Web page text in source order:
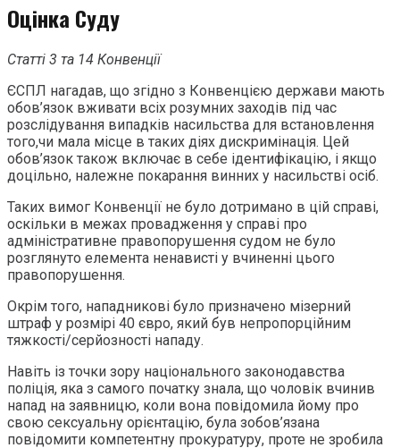
Оцінка Суду
Статті 3 та 14 Конвенції
ЄСПЛ нагадав, що згідно з Конвенцією держави мають
обов’язок вживати всіх розумних заходів під час
розслідування випадків насильства для встановлення
того,чи мала місце в таких діях дискримінація. Цей
обов’язок також включає в себе ідентифікацію, і якщо
доцільно, належне покарання винних у насильстві осіб.
Таких вимог Конвенції не було дотримано в цій справі,
оскільки в межах провадження у справі про
адміністративне правопорушення судом не було
розглянуто елемента ненависті у вчиненні цього
правопорушення.
Окрім того, нападникові було призначено мізерний
штраф у розмірі 40 євро, який був непропорційним
тяжкості/серйозності нападу.
Навіть із точки зору національного законодавства
поліція, яка з самого початку знала, що чоловік вчинив
напад на заявницю, коли вона повідомила йому про
свою сексуальну орієнтацію, була зобов’язана
повідомити компетентну прокуратуру, проте не зробила